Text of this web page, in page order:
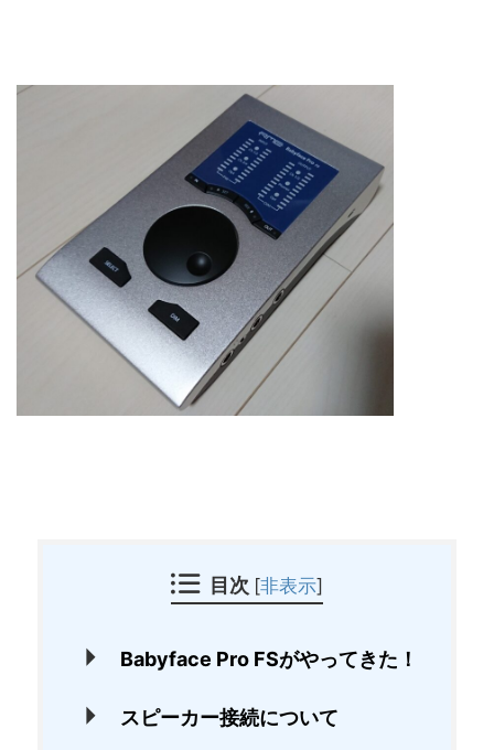
目次 [非表示]
Babyface Pro FSがやってきた！
スピーカー接続について